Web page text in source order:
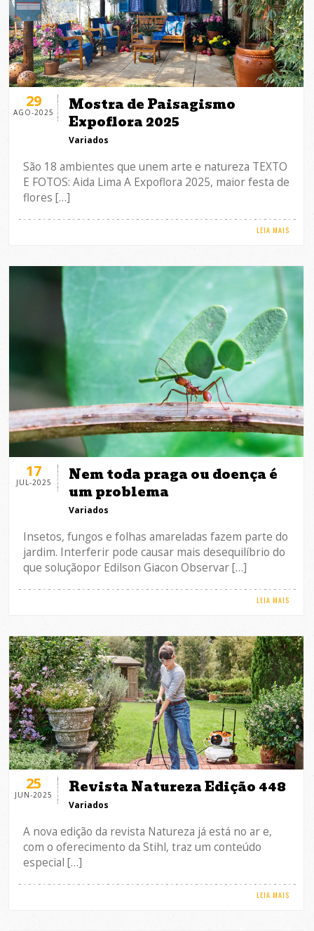
29
AGO-2025
Mostra de Paisagismo
Expoflora 2025
Variados
São 18 ambientes que unem arte e natureza TEXTO
E FOTOS: Aida Lima A Expoflora 2025, maior festa de
flores […]
LEIA MAIS
17
JUL-2025
Nem toda praga ou doença é
um problema
Variados
Insetos, fungos e folhas amareladas fazem parte do
jardim. Interferir pode causar mais desequilíbrio do
que soluçãopor Edilson Giacon Observar […]
LEIA MAIS
25
JUN-2025 Revista Natureza Edição 448
Variados
A nova edição da revista Natureza já está no ar e,
com o oferecimento da Stihl, traz um conteúdo
especial […]
LEIA MAIS